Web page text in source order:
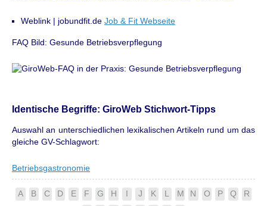
Weblink | jobundfit.de Job & Fit Webseite
FAQ Bild: Gesunde Betriebsverpflegung
Identische Begriffe: GiroWeb Stichwort-Tipps
Auswahl an unterschiedlichen lexikalischen Artikeln rund um das
gleiche GV-Schlagwort:
Betriebsgastronomie
A B C D E F G H J K L M N O P Q
R